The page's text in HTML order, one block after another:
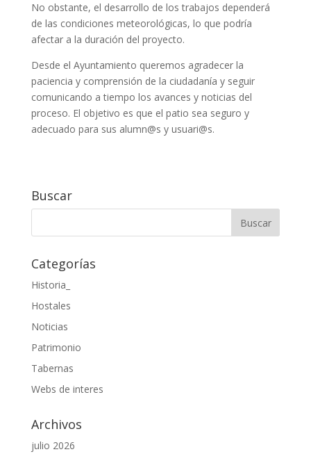
No obstante, el desarrollo de los trabajos dependerá
de las condiciones meteorológicas, lo que podría
afectar a la duración del proyecto.
Desde el Ayuntamiento queremos agradecer la
paciencia y comprensión de la ciudadanía y seguir
comunicando a tiempo los avances y noticias del
proceso. El objetivo es que el patio sea seguro y
adecuado para sus alumn@s y usuari@s.
Buscar
Categorías
Historia_
Hostales
Noticias
Patrimonio
Tabernas
Webs de interes
Archivos
julio 2026